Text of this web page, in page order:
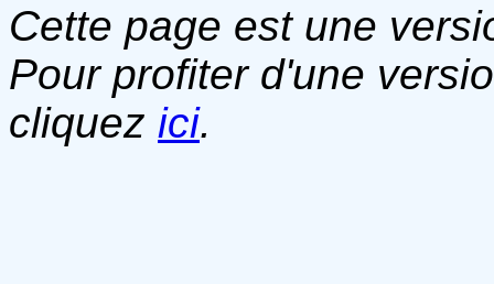
Cette page est une
Pour profiter d'une
cliquez ici.